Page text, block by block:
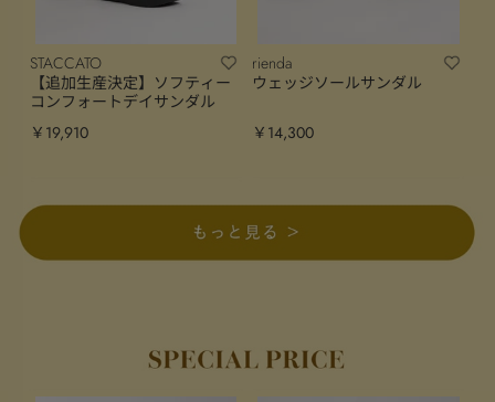
STACCATO
【追加生産決定】ソフティー
コンフォートデイサンダル
￥19,910
rienda
ウェッジソールサンダル
￥14,300